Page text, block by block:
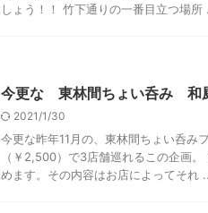
しょう！！ 竹下通りの一番目立つ場所
今更な 東林間ちょい呑み 和
2021/1/30
今更な昨年11月の、東林間ちょい呑み
（￥2,500）で3店舗巡れるこの企画
めます。その内容はお店によってそれ